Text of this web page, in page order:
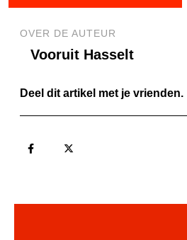
OVER DE AUTEUR
Vooruit Hasselt
Deel dit artikel met je vrienden.